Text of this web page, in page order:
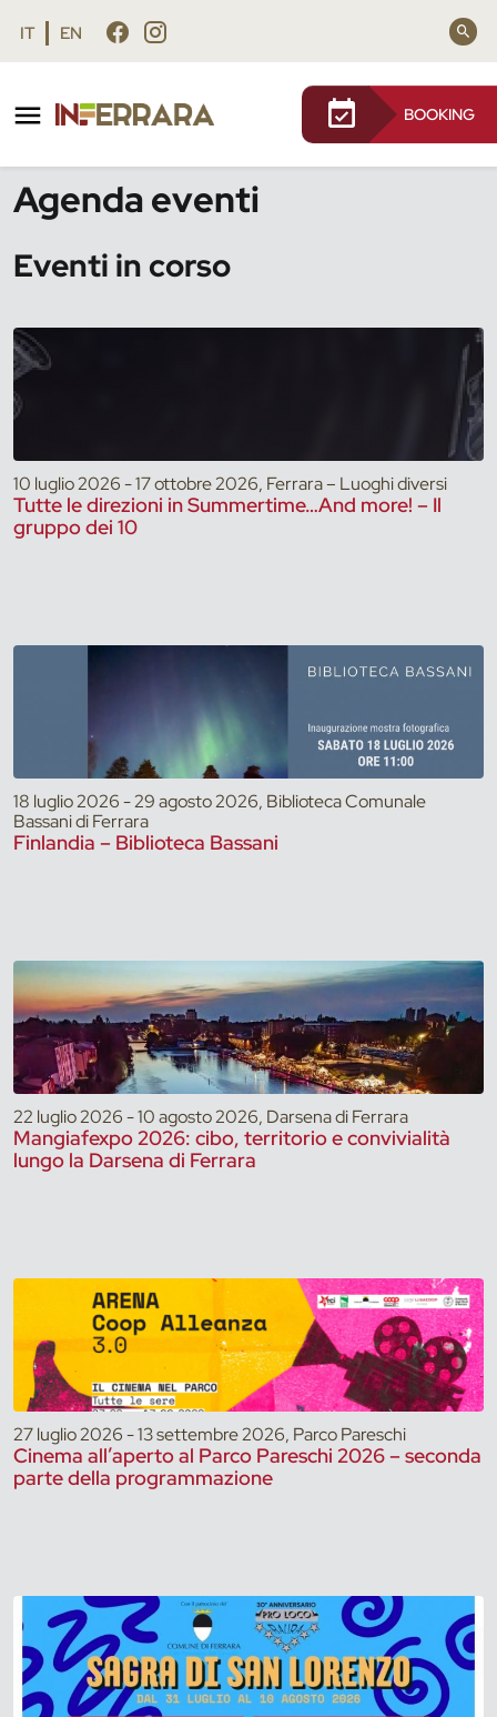
Vai al contenuto principale
Vai al footer
IT EN
BOOKING
Agenda eventi
Eventi in corso
10 luglio 2026 - 17 ottobre 2026, Ferrara – Luoghi diversi
Tutte le direzioni in Summertime…And more! – Il
gruppo dei 10
18 luglio 2026 - 29 agosto 2026, Biblioteca Comunale
Bassani di Ferrara
Finlandia – Biblioteca Bassani
22 luglio 2026 - 10 agosto 2026, Darsena di Ferrara
Mangiafexpo 2026: cibo, territorio e convivialità
lungo la Darsena di Ferrara
27 luglio 2026 - 13 settembre 2026, Parco Pareschi
Cinema all’aperto al Parco Pareschi 2026 – seconda
parte della programmazione